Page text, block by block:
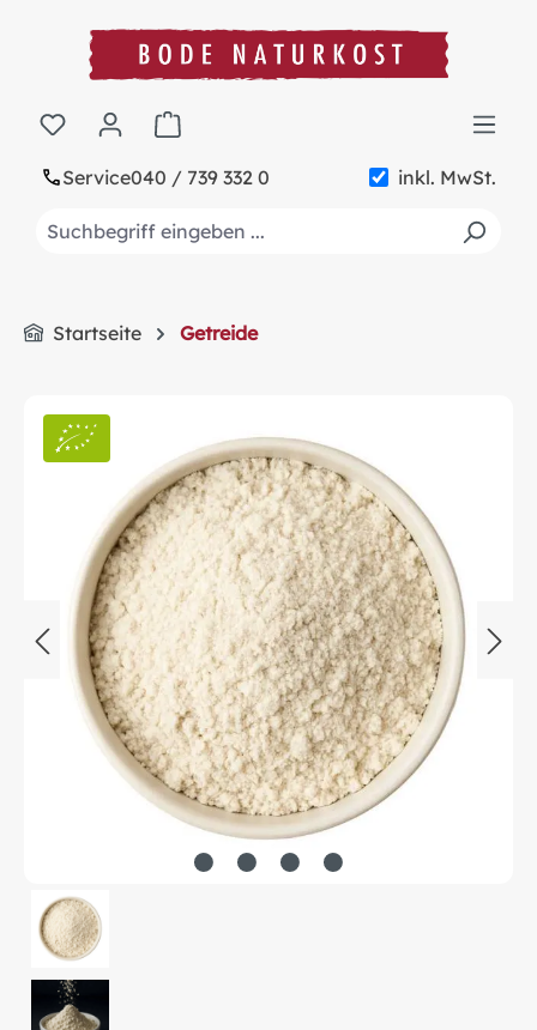
springen
Service040 / 739 332 0 inkl. MwSt.
Warenkorb enthält 0 Positionen. Der
Startseite Getreide
Bildergalerie überspringen